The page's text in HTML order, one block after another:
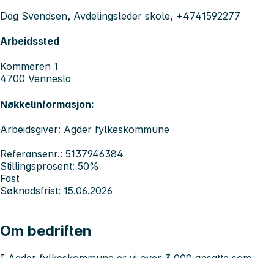
Dag Svendsen, Avdelingsleder skole, +4741592277
Arbeidssted
Kommeren 1
4700 Vennesla
Nøkkelinformasjon:
Arbeidsgiver: Agder fylkeskommune
Referansenr.: 5137946384
Stillingsprosent: 50%
Fast
Søknadsfrist: 15.06.2026
Om bedriften